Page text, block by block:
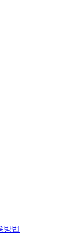
방법